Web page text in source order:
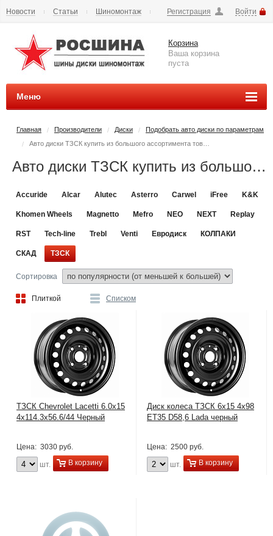
Регистрация Войти
Новости Статьи
Шиномонтаж
Вопросы и ответы
Контакты Наши реквизиты
Корзина
Ваша корзина
пуста
Меню
Главная / Производители / Диски / Подобрать авто диски по параметрам
/
Авто диски ТЗСК купить из большого ассортимента товаров - РОСШИНА.РФ шины и диски во Владимире купить
Accuride Alcar Alutec Asterro Carwel iFree K&K
Khomen Wheels Magnetto Mefro NEO NEXT Replay
RST Tech-line Trebl Venti Евродиск КОЛПАКИ
СКАД ТЗСК
Сортировка
Плиткой Списком
ТЗСК Chevrolet Lacetti 6.0х15
4x114.3x56.6/44 Черный
Цена: 3030 руб.
шт. В корзину
Диск колеса ТЗСК 6x15 4x98
ET35 D58,6 Lada черный
Цена: 2500 руб.
шт. В корзину